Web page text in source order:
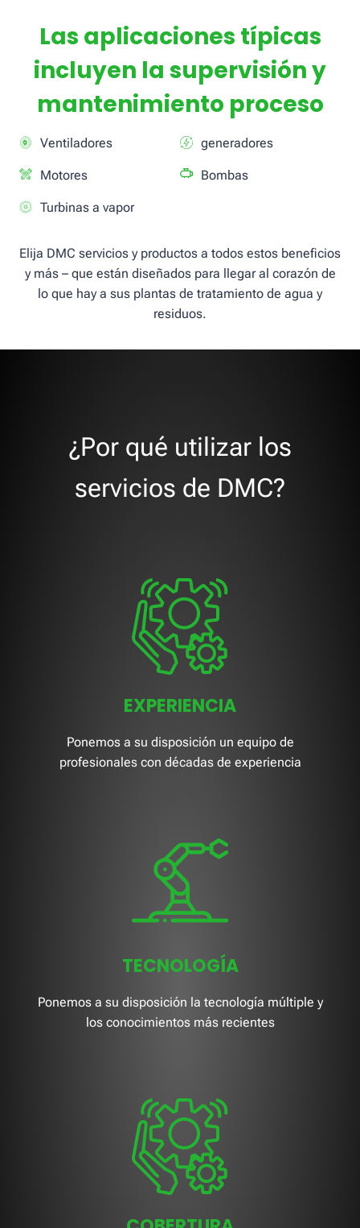
Las aplicaciones típicas
incluyen la supervisión y
mantenimiento proceso
Ventiladores generadores
Motores Bombas
Turbinas a vapor
Elija DMC servicios y productos a todos estos beneficios
y más – que están diseñados para llegar al corazón de
lo que hay a sus plantas de tratamiento de agua y
residuos.
¿Por qué utilizar los
servicios de DMC?
EXPERIENCIA
Ponemos a su disposición un equipo de
profesionales con décadas de experiencia
TECNOLOGÍA
Ponemos a su disposición la tecnología múltiple y
los conocimientos más recientes